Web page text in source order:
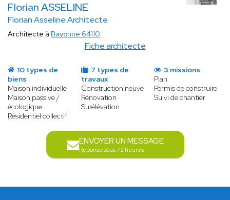
Florian ASSELINE
Florian Asseline Architecte
Fiche architecte
Architecte à Bayonne 64110
10 types de
biens
Maison individuelle
Maison passive /
écologique
Résidentiel collectif
7 types de
travaux
Construction neuve
Rénovation
Surélévation
3 missions
Plan
Permis de construire
Suivi de chantier
ENVOYER UN MESSAGE
Réponse sous 72 heures